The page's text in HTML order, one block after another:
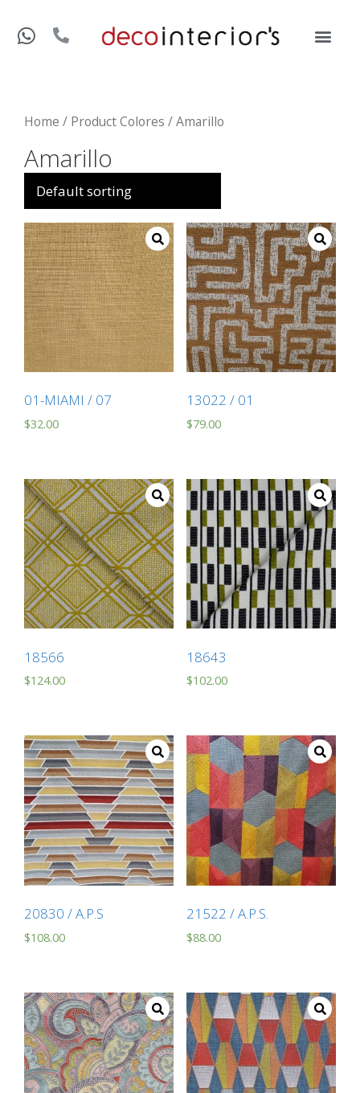
Home / Product Colores / Amarillo
Amarillo
01-MIAMI / 07
$32.00
13022 / 01
$79.00
18566
$124.00
18643
$102.00
20830 / A.P.S
$108.00
21522 / A.P.S.
$88.00